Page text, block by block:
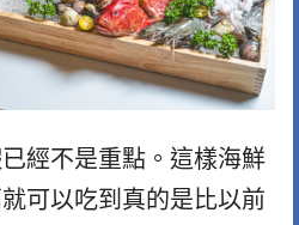
經不是重點。這樣海鮮
可以吃到真的是比以前